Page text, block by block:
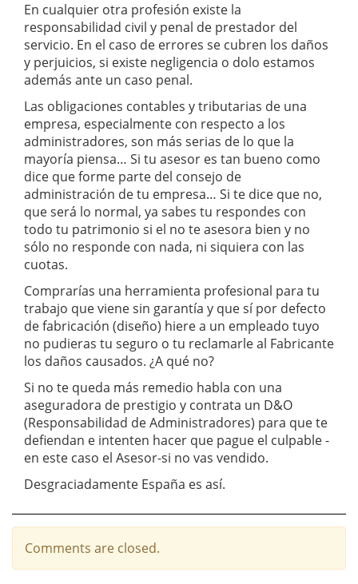
En cualquier otra profesión existe la
responsabilidad civil y penal de prestador del
servicio. En el caso de errores se cubren los daños
y perjuicios, si existe negligencia o dolo estamos
además ante un caso penal.
Las obligaciones contables y tributarias de una
empresa, especialmente con respecto a los
administradores, son más serias de lo que la
mayoría piensa… Si tu asesor es tan bueno como
dice que forme parte del consejo de
administración de tu empresa… Si te dice que no,
que será lo normal, ya sabes tu respondes con
todo tu patrimonio si el no te asesora bien y no
sólo no responde con nada, ni siquiera con las
cuotas.
Comprarías una herramienta profesional para tu
trabajo que viene sin garantía y que sí por defecto
de fabricación (diseño) hiere a un empleado tuyo
no pudieras tu seguro o tu reclamarle al Fabricante
los daños causados. ¿A qué no?
Si no te queda más remedio habla con una
aseguradora de prestigio y contrata un D&O
(Responsabilidad de Administradores) para que te
defiendan e intenten hacer que pague el culpable -
en este caso el Asesor-si no vas vendido.
Desgraciadamente España es así.
Comments are closed.